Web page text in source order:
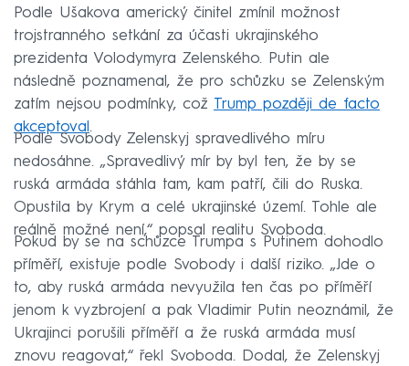
Podle Ušakova americký činitel zmínil možnost
trojstranného setkání za účasti ukrajinského
prezidenta Volodymyra Zelenského. Putin ale
následně poznamenal, že pro schůzku se Zelenským
zatím nejsou podmínky, což Trump později de facto
akceptoval.
Podle Svobody Zelenskyj spravedlivého míru
nedosáhne. „Spravedlivý mír by byl ten, že by se
ruská armáda stáhla tam, kam patří, čili do Ruska.
Opustila by Krym a celé ukrajinské území. Tohle ale
reálně možné není,“ popsal realitu Svoboda.
Pokud by se na schůzce Trumpa s Putinem dohodlo
příměří, existuje podle Svobody i další riziko. „Jde o
to, aby ruská armáda nevyužila ten čas po příměří
jenom k vyzbrojení a pak Vladimir Putin neoznámil, že
Ukrajinci porušili příměří a že ruská armáda musí
znovu reagovat,“ řekl Svoboda. Dodal, že Zelenskyj